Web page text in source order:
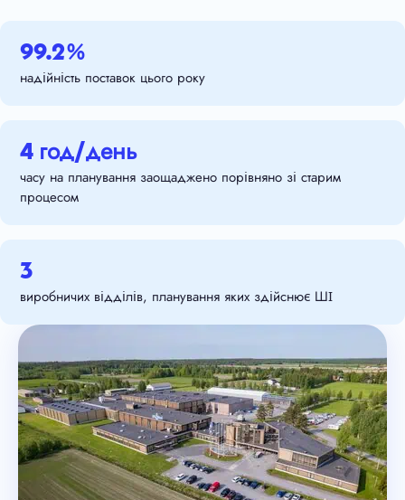
99.2%
надійність поставок цього року
4 год/день
часу на планування заощаджено порівняно зі старим
процесом
3
виробничих відділів, планування яких здійснює ШІ